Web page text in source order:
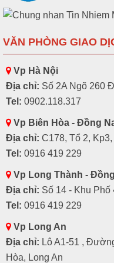
VĂN PHÒNG GIAO
Vp Hà Nội
Địa chỉ: Số 2A Ngõ 260
Tel: 0902.118.317
Vp Biên Hòa - Đồng
Địa chỉ: C178, Tổ 2,
Tel: 0916 419 229
Vp Long Thành -
Địa chỉ: Số 14 - Khu
Tel: 0916 419 229
Vp Long An
Địa chỉ: Lô A1-51 ,
Hòa, Long An